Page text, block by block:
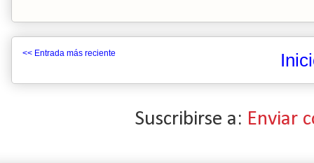
<< Entrada más reciente
Suscribirse a: Enviar